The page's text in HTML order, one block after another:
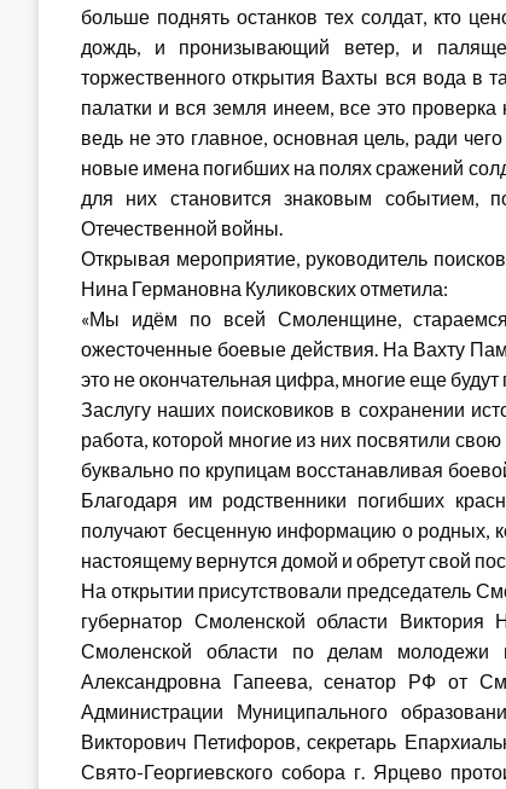
больше поднять останков тех солдат, кто
дождь, и пронизывающий ветер, и
торжественного открытия Вахты вся вода в
палатки и вся земля инеем, все это
ведь не это главное, основная цель, ради
новые имена погибших на полях сражений
для них становится знаковым событием,
Отечественной войны.
Открывая мероприятие, руководитель
Нина Германовна Куликовских отметила:
«Мы идём по всей Смоленщине,
ожесточенные боевые действия. На Вахту
это не окончательная цифра, многие еще будут
Заслугу наших поисковиков в сохранении
работа, которой многие из них посвятили
буквально по крупицам восстанавливая
Благодаря им родственники погибших
получают бесценную информацию о родных,
настоящему вернутся домой и обретут свой
На открытии присутствовали председатель
губернатор Смоленской области Виктория
Смоленской области по делам молодежи и
Александровна Гапеева, сенатор РФ от
Администрации Муниципального
Викторович Петифоров, секретарь
Свято-Георгиевского собора г. Ярцево